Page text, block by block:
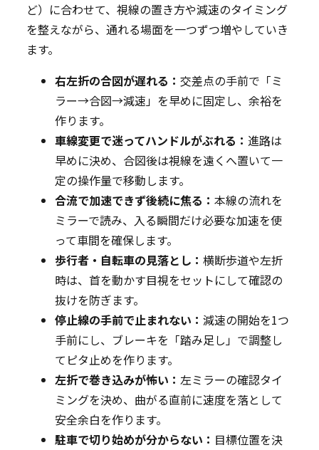
ど）に合わせて、視線の置き方や減速のタイミング
を整えながら、通れる場面を一つずつ増やしていき
ます。
右左折の合図が遅れる：交差点の手前で「ミ
ラー→合図→減速」を早めに固定し、余裕を
作ります。
車線変更で迷ってハンドルがぶれる：進路は
早めに決め、合図後は視線を遠くへ置いて一
定の操作量で移動します。
合流で加速できず後続に焦る：本線の流れを
ミラーで読み、入る瞬間だけ必要な加速を使
って車間を確保します。
歩行者・自転車の見落とし：横断歩道や左折
時は、首を動かす目視をセットにして確認の
抜けを防ぎます。
停止線の手前で止まれない：減速の開始を1つ
手前にし、ブレーキを「踏み足し」で調整し
てピタ止めを作ります。
左折で巻き込みが怖い：左ミラーの確認タイ
ミングを決め、曲がる直前に速度を落として
安全余白を作ります。
駐車で切り始めが分からない： 目標位置を決